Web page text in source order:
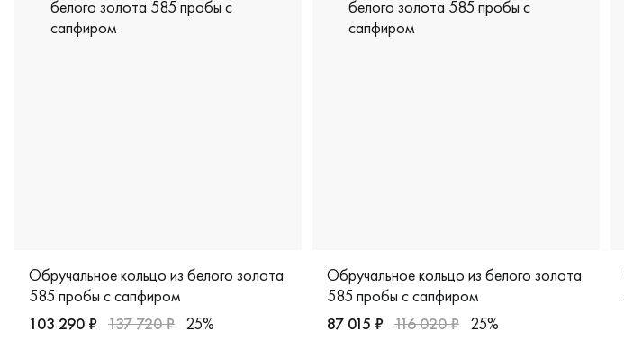
Обручальное кольцо из белого золота
585 пробы с сапфиром
103 290 ₽ 137 720 ₽ 25%
Обручальное кольцо из белого золота
585 пробы с сапфиром
87 015 ₽ 116 020 ₽ 25%